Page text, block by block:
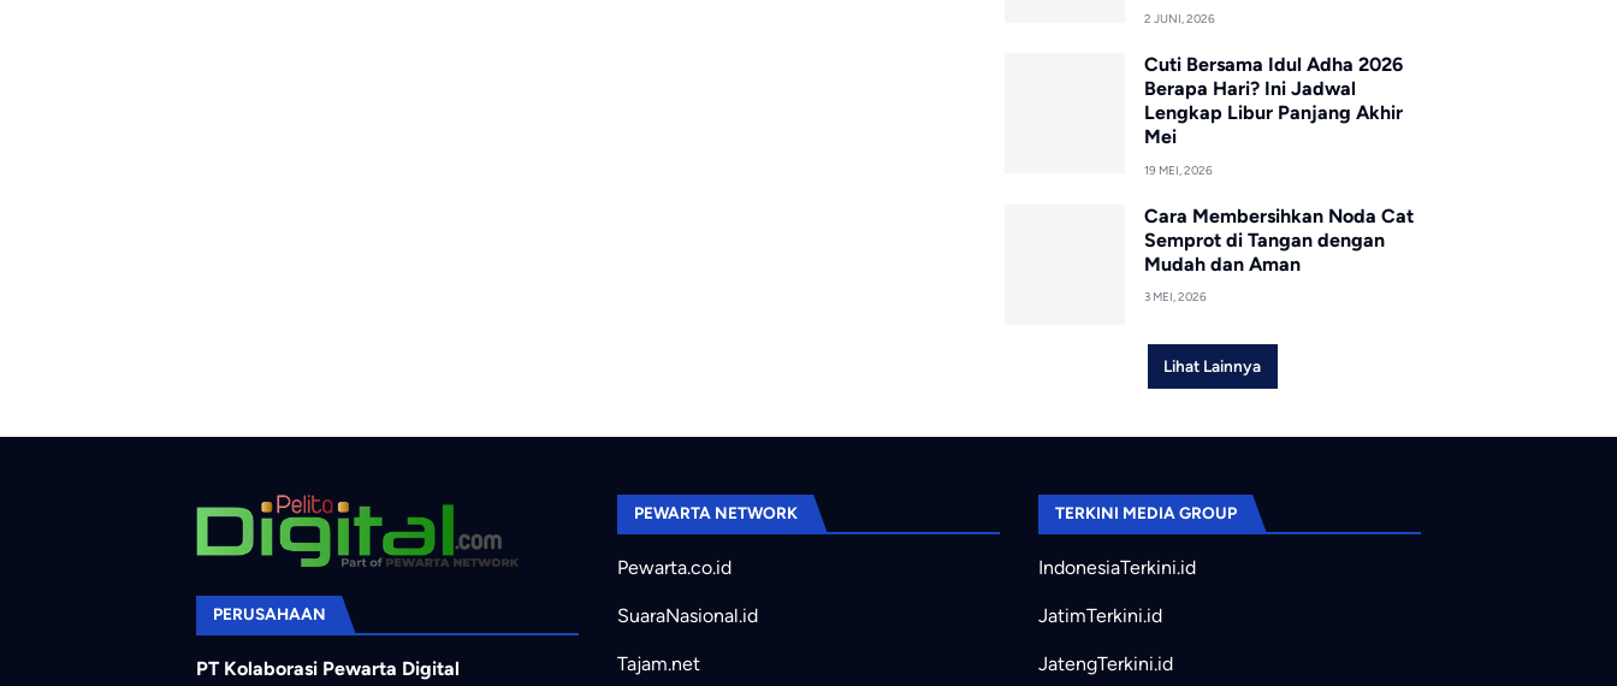
2 JUNI, 2026
Cuti Bersama Idul Adha 2026
Berapa Hari? Ini Jadwal
Lengkap Libur Panjang Akhir
Mei
19 MEI, 2026
Cara Membersihkan Noda Cat
Semprot di Tangan dengan
Mudah dan Aman
3 MEI, 2026
Lihat Lainnya
PERUSAHAAN
PT Kolaborasi Pewarta Digital
PEWARTA NETWORK
Pewarta.co.id
SuaraNasional.id
Tajam.net
TERKINI MEDIA GROUP
IndonesiaTerkini.id
JatimTerkini.id
JatengTerkini.id